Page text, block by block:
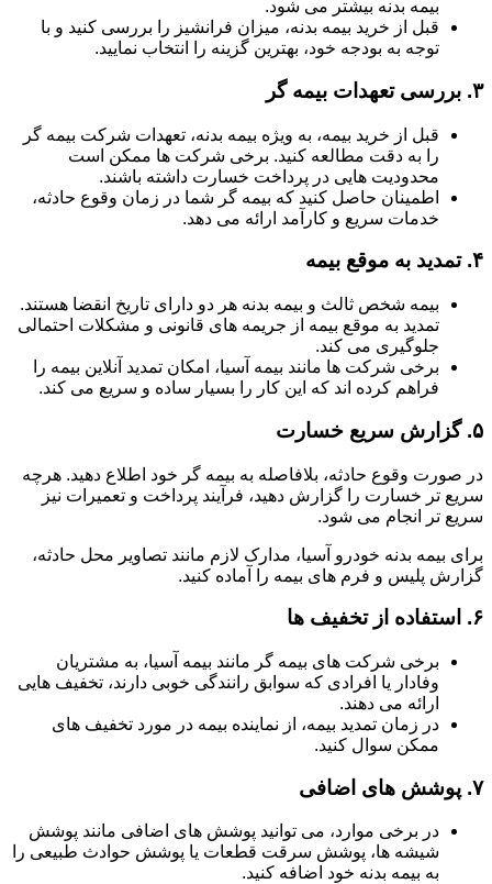
بیمه بدنه بیشتر می شود.
قبل از خرید بیمه بدنه، میزان فرانشیز را بررسی کنید و با
توجه به بودجه خود، بهترین گزینه را انتخاب نمایید.
۳. بررسی تعهدات بیمه گر
قبل از خرید بیمه، به ویژه بیمه بدنه، تعهدات شرکت بیمه گر
را به دقت مطالعه کنید. برخی شرکت ها ممکن است
محدودیت هایی در پرداخت خسارت داشته باشند.
اطمینان حاصل کنید که بیمه گر شما در زمان وقوع حادثه،
خدمات سریع و کارآمد ارائه می دهد.
۴. تمدید به موقع بیمه
بیمه شخص ثالث و بیمه بدنه هر دو دارای تاریخ انقضا هستند.
تمدید به موقع بیمه از جریمه های قانونی و مشکلات احتمالی
جلوگیری می کند.
برخی شرکت ها مانند بیمه آسیا، امکان تمدید آنلاین بیمه را
فراهم کرده اند که این کار را بسیار ساده و سریع می کند.
۵. گزارش سریع خسارت
در صورت وقوع حادثه، بلافاصله به بیمه گر خود اطلاع دهید. هرچه
سریع تر خسارت را گزارش دهید، فرآیند پرداخت و تعمیرات نیز
سریع تر انجام می شود.
برای بیمه بدنه خودرو آسیا، مدارک لازم مانند تصاویر محل حادثه،
گزارش پلیس و فرم های بیمه را آماده کنید.
۶. استفاده از تخفیف ها
برخی شرکت های بیمه گر مانند بیمه آسیا، به مشتریان
وفادار یا افرادی که سوابق رانندگی خوبی دارند، تخفیف هایی
ارائه می دهند.
در زمان تمدید بیمه، از نماینده بیمه در مورد تخفیف های
ممکن سوال کنید.
۷. پوشش های اضافی
در برخی موارد، می توانید پوشش های اضافی مانند پوشش
شیشه ها، پوشش سرقت قطعات یا پوشش حوادث طبیعی را
به بیمه بدنه خود اضافه کنید.